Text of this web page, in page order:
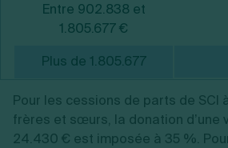
Entre 902.838 et
1.805.677 €
Plus de 1.805.677
Pour les cessions de parts de SCI
frères et sœurs, la donation d’une
24.430 € est imposée à 35 %.